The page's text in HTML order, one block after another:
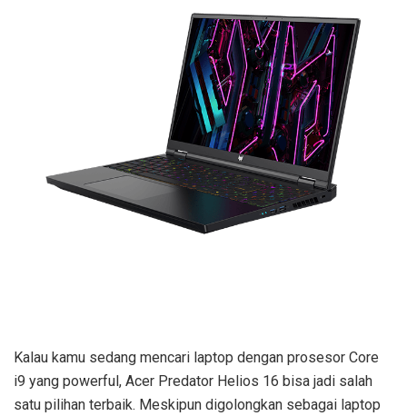
Kalau kamu sedang mencari laptop dengan prosesor Core
i9 yang powerful, Acer Predator Helios 16 bisa jadi salah
satu pilihan terbaik. Meskipun digolongkan sebagai laptop